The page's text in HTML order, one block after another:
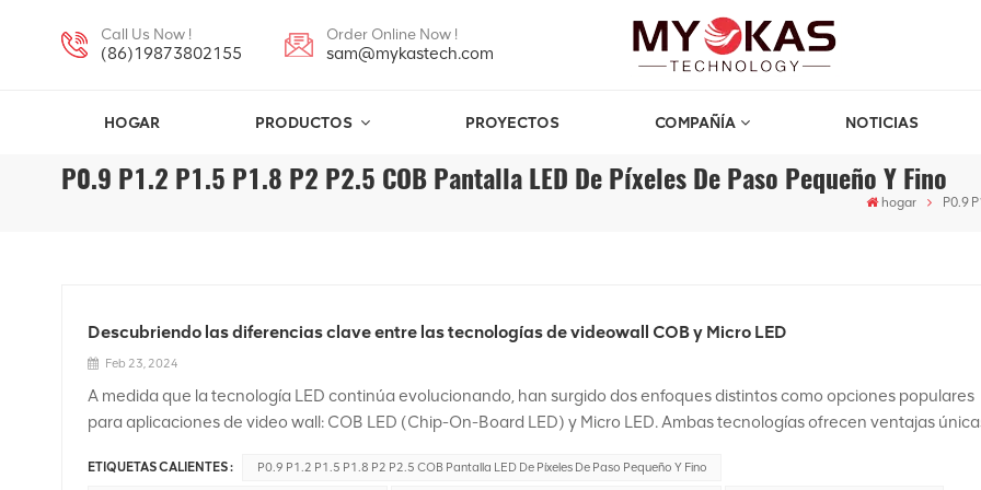
Call Us Now !
(86)19873802155
Order Online Now !
sam@mykastech.com
HOGAR PRODUCTOS PROYECTOS COMPAÑÍA NOTICIAS
P0.9 P1.2 P1.5 P1.8 P2 P2.5 COB Pantalla LED De Píxeles De Paso Pequeño Y Fino
hogar P0.9
Descubriendo las diferencias clave entre las tecnologías de videowall COB y Micro LED
Feb 23, 2024
A medida que la tecnología LED continúa evolucionando, han surgido dos enfoques distintos como opciones populares
para aplicaciones de video wall: COB LED (Chip-On-Board LED) y Micro LED. Ambas tecnologías ofrecen ventajas
LED y Videowalls micro LED, explorando sus características, aplicaciones y beneficios, para ayudarle a tomar una
ETIQUETAS CALIENTES : P0.9 P1.2 P1.5 P1.8 P2 P2.5 COB Pantalla LED De Píxeles De Paso Pequeño Y Fino